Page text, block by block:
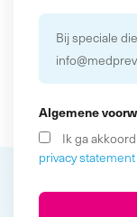
Bij speciale
Algemene
Ik ga
privacy statement